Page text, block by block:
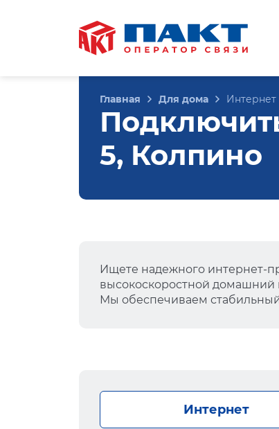
Главная Для дома Интернет
5, Колпино
Ищете надежного интернет-
высокоскоростной
Мы обеспечиваем
Интернет